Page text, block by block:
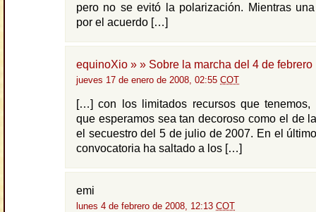
pero no se evitó la polarización. Mientras
por el acuerdo […]
equinoXio » » Sobre la marcha del 4 de febrero
jueves 17 de enero de 2008, 02:55 COT
[…] con los limitados recursos que tenemos,
que esperamos sea tan decoroso como el de
el secuestro del 5 de julio de 2007. En el
convocatoria ha saltado a los […]
emi
lunes 4 de febrero de 2008, 12:13 COT